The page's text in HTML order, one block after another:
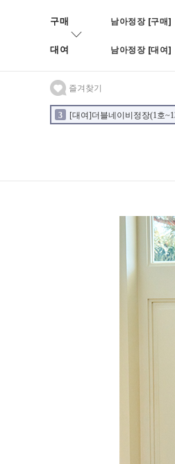
구매 남아정장 [구매]
대여 남아정장 [대여]
즐겨찾기
[대여]더블네이비정장(1호~13호) 4